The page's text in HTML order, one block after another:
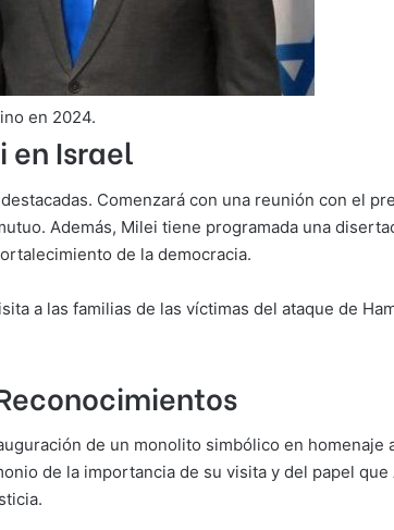
en 2024.
en Israel
Comenzará con una reunión con el
Además, Milei tiene programada una
de la democracia.
a las familias de las víctimas del ataque de
de un monolito simbólico en
de la importancia de su visita y del papel